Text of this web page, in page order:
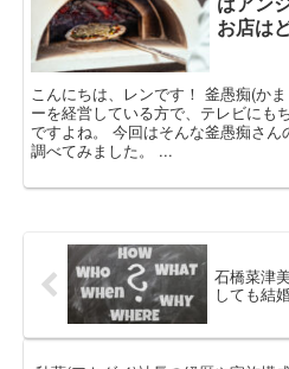
お店は
こんにちは、レンです！ 釜愚痴(か
ーを経営している方で、テレビにも
ですよね。 今回はそんな釜愚痴さ
調べてみました。 ...
石橋菜津
しても結